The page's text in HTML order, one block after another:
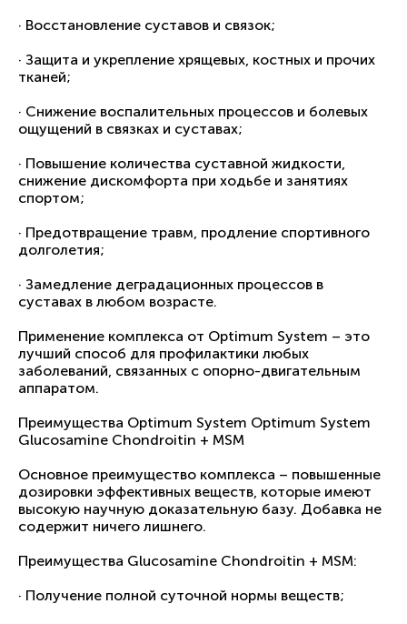
· Восстановление суставов и связок;
· Защита и укрепление хрящевых, костных и прочих
тканей;
· Снижение воспалительных процессов и болевых
ощущений в связках и суставах;
· Повышение количества суставной жидкости,
снижение дискомфорта при ходьбе и занятиях
спортом;
· Предотвращение травм, продление спортивного
долголетия;
· Замедление деградационных процессов в
суставах в любом возрасте.
Применение комплекса от Optimum System – это
лучший способ для профилактики любых
заболеваний, связанных с опорно-двигательным
аппаратом.
Преимущества Optimum System Optimum System
Glucosamine Chondroitin + MSM
Основное преимущество комплекса – повышенные
дозировки эффективных веществ, которые имеют
высокую научную доказательную базу. Добавка не
содержит ничего лишнего.
Преимущества Glucosamine Chondroitin + MSM:
· Получение полной суточной нормы веществ;